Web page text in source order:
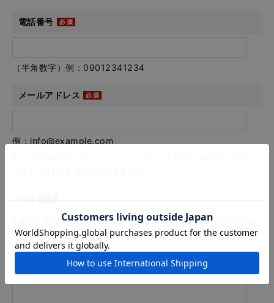
電話番号
（半角数字）例：09012341234
メールアドレス
例：info@example.com
内容
※商品に関するお問い合わせ、納期・お届けに関するお問い合
わせの場合には、お住まいの都道府県を必ずご記入ください。